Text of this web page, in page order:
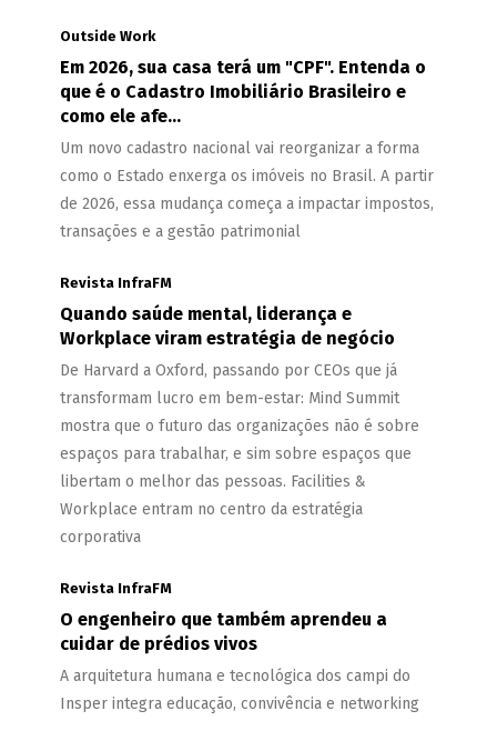
Outside Work
Em 2026, sua casa terá um "CPF". Entenda o
que é o Cadastro Imobiliário Brasileiro e
como ele afe...
Um novo cadastro nacional vai reorganizar a forma
como o Estado enxerga os imóveis no Brasil. A partir
de 2026, essa mudança começa a impactar impostos,
transações e a gestão patrimonial
Revista InfraFM
Quando saúde mental, liderança e
Workplace viram estratégia de negócio
De Harvard a Oxford, passando por CEOs que já
transformam lucro em bem-estar: Mind Summit
mostra que o futuro das organizações não é sobre
espaços para trabalhar, e sim sobre espaços que
libertam o melhor das pessoas. Facilities &
Workplace entram no centro da estratégia
corporativa
Revista InfraFM
O engenheiro que também aprendeu a
cuidar de prédios vivos
A arquitetura humana e tecnológica dos campi do
Insper integra educação, convivência e networking